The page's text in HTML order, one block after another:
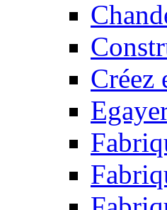
Créez